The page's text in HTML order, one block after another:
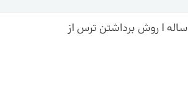
درمان ترس کودکان ۸ و ۱۰ ساله | روش برداشتن ترس از